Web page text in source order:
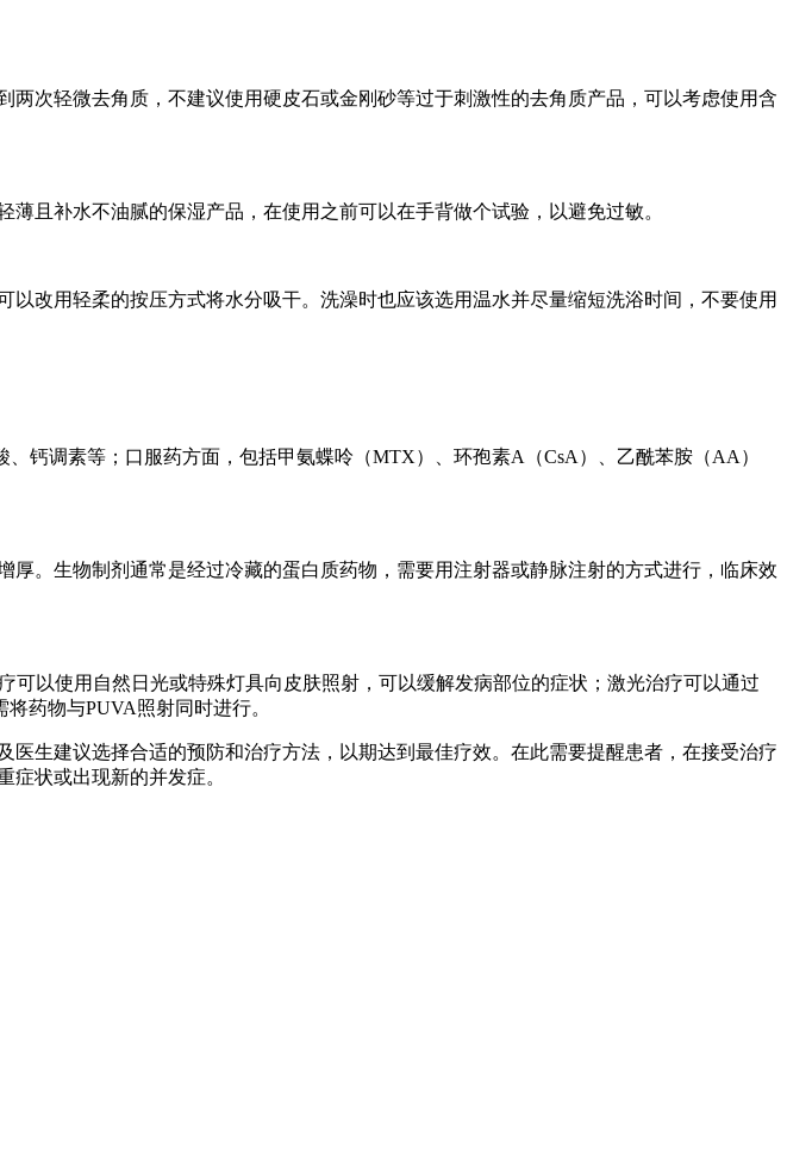
两次轻微去角质，不建议使用硬皮石或金刚砂等过于刺激性的去角质产品，可以考虑使用含
且补水不油腻的保湿产品，在使用之前可以在手背做个试验，以避免过敏。
改用轻柔的按压方式将水分吸干。洗澡时也应该选用温水并尽量缩短洗浴时间，不要使用
钙调素等；口服药方面，包括甲氨蝶呤（MTX）、环孢素A（CsA）、乙酰苯胺（AA）
。生物制剂通常是经过冷藏的蛋白质药物，需要用注射器或静脉注射的方式进行，临床效
以使用自然日光或特殊灯具向皮肤照射，可以缓解发病部位的症状；激光治疗可以通过
药物与PUVA照射同时进行。
生建议选择合适的预防和治疗方法，以期达到最佳疗效。在此需要提醒患者，在接受治疗
状或出现新的并发症。